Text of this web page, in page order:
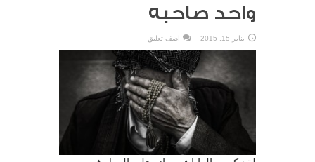
واحد صاحبه
يناير 15, 2015 اضف تعليق